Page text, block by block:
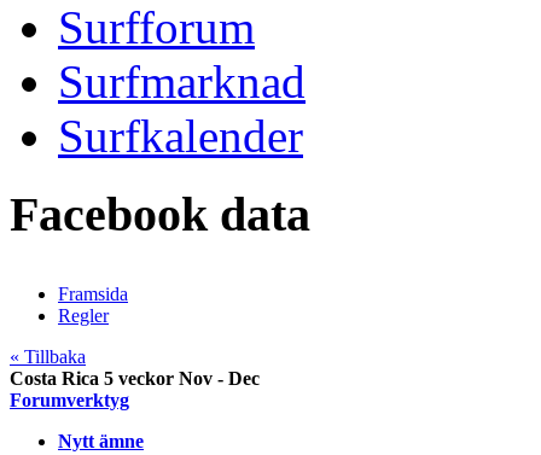
Surfforum
Surfmarknad
Surfkalender
Facebook data
Framsida
Regler
« Tillbaka
Costa Rica 5 veckor Nov - Dec
Forumverktyg
Nytt ämne